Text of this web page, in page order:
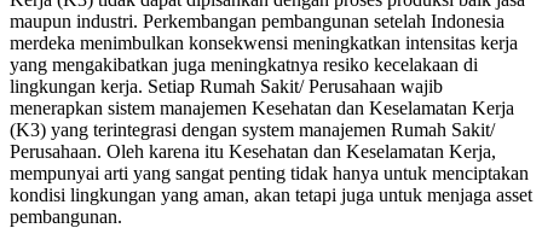
maupun industri. Perkembangan pembangunan setelah Indonesia
merdeka menimbulkan konsekwensi meningkatkan intensitas kerja
yang mengakibatkan juga meningkatnya resiko kecelakaan di
lingkungan kerja. Setiap Rumah Sakit/ Perusahaan wajib
menerapkan sistem manajemen Kesehatan dan Keselamatan Kerja
(K3) yang terintegrasi dengan system manajemen Rumah Sakit/
Perusahaan. Oleh karena itu Kesehatan dan Keselamatan Kerja,
mempunyai arti yang sangat penting tidak hanya untuk menciptakan
kondisi lingkungan yang aman, akan tetapi juga untuk menjaga asset
pembangunan.